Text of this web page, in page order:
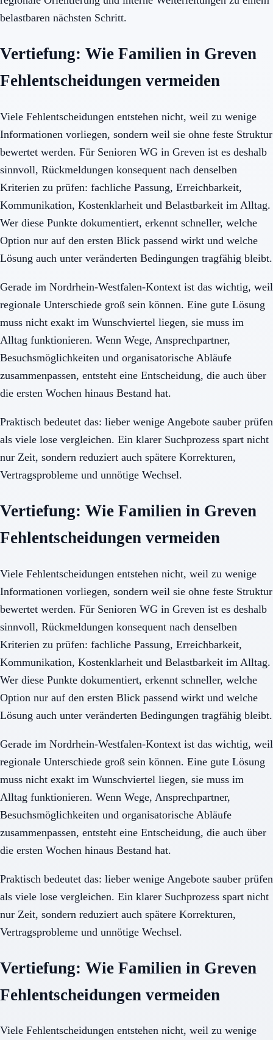
belastbaren nächsten Schritt.
Vertiefung: Wie Familien in Greven
Fehlentscheidungen vermeiden
Viele Fehlentscheidungen entstehen nicht, weil zu wenige
Informationen vorliegen, sondern weil sie ohne feste Struktur
bewertet werden. Für Senioren WG in Greven ist es deshalb
sinnvoll, Rückmeldungen konsequent nach denselben
Kriterien zu prüfen: fachliche Passung, Erreichbarkeit,
Kommunikation, Kostenklarheit und Belastbarkeit im Alltag.
Wer diese Punkte dokumentiert, erkennt schneller, welche
Option nur auf den ersten Blick passend wirkt und welche
Lösung auch unter veränderten Bedingungen tragfähig bleibt.
Gerade im Nordrhein-Westfalen-Kontext ist das wichtig, weil
regionale Unterschiede groß sein können. Eine gute Lösung
muss nicht exakt im Wunschviertel liegen, sie muss im
Alltag funktionieren. Wenn Wege, Ansprechpartner,
Besuchsmöglichkeiten und organisatorische Abläufe
zusammenpassen, entsteht eine Entscheidung, die auch über
die ersten Wochen hinaus Bestand hat.
Praktisch bedeutet das: lieber wenige Angebote sauber prüfen
als viele lose vergleichen. Ein klarer Suchprozess spart nicht
nur Zeit, sondern reduziert auch spätere Korrekturen,
Vertragsprobleme und unnötige Wechsel.
Vertiefung: Wie Familien in Greven
Fehlentscheidungen vermeiden
Viele Fehlentscheidungen entstehen nicht, weil zu wenige
Informationen vorliegen, sondern weil sie ohne feste Struktur
bewertet werden. Für Senioren WG in Greven ist es deshalb
sinnvoll, Rückmeldungen konsequent nach denselben
Kriterien zu prüfen: fachliche Passung, Erreichbarkeit,
Kommunikation, Kostenklarheit und Belastbarkeit im Alltag.
Wer diese Punkte dokumentiert, erkennt schneller, welche
Option nur auf den ersten Blick passend wirkt und welche
Lösung auch unter veränderten Bedingungen tragfähig bleibt.
Gerade im Nordrhein-Westfalen-Kontext ist das wichtig, weil
regionale Unterschiede groß sein können. Eine gute Lösung
muss nicht exakt im Wunschviertel liegen, sie muss im
Alltag funktionieren. Wenn Wege, Ansprechpartner,
Besuchsmöglichkeiten und organisatorische Abläufe
zusammenpassen, entsteht eine Entscheidung, die auch über
die ersten Wochen hinaus Bestand hat.
Praktisch bedeutet das: lieber wenige Angebote sauber prüfen
als viele lose vergleichen. Ein klarer Suchprozess spart nicht
nur Zeit, sondern reduziert auch spätere Korrekturen,
Vertragsprobleme und unnötige Wechsel.
Vertiefung: Wie Familien in Greven
Fehlentscheidungen vermeiden
Viele Fehlentscheidungen entstehen nicht, weil zu wenige